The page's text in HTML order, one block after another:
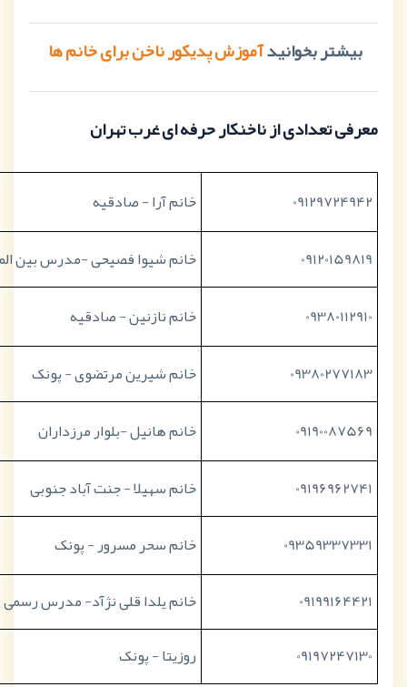
بیشتر بخوانیدآموزش پدیکور ناخن برای خانم ها
معرفی تعدادی از ناخنکار حرفه ای غرب تهران
09129724942
خانم آرا - صادقیه
09120159819
خانم شیوا فصیحی -مدرس بین
09380112910
خانم نازنین - صادقیه
09380277183
خانم شیرین مرتضوی - پونک
09190087569
خانم هانیل -بلوار مرزداران
09196962741
خانم سهیلا - جنت آباد جنوبی
09359337331
خانم سحر مسرور - پونک
09199164421
خانم یلدا قلی نژآد- مدرس
09197247130
روزیتا - پونک